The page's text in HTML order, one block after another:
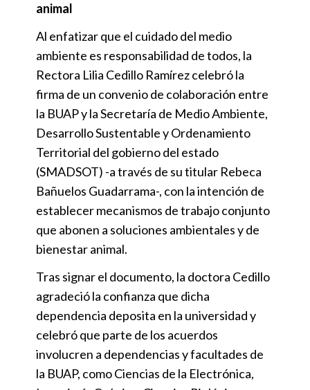
animal
Al enfatizar que el cuidado del medio
ambiente es responsabilidad de todos, la
Rectora Lilia Cedillo Ramírez celebró la
firma de un convenio de colaboración entre
la BUAP y la Secretaría de Medio Ambiente,
Desarrollo Sustentable y Ordenamiento
Territorial del gobierno del estado
(SMADSOT) -a través de su titular Rebeca
Bañuelos Guadarrama-, con la intención de
establecer mecanismos de trabajo conjunto
que abonen a soluciones ambientales y de
bienestar animal.
Tras signar el documento, la doctora Cedillo
agradeció la confianza que dicha
dependencia deposita en la universidad y
celebró que parte de los acuerdos
involucren a dependencias y facultades de
la BUAP, como Ciencias de la Electrónica,